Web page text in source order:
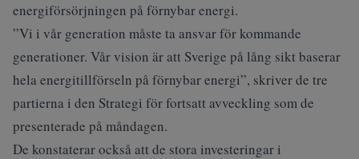
energiförsörjningen på förnybar energi.
”Vi i vår generation måste ta ansvar för kommande
generationer. Vår vision är att Sverige på lång sikt baserar
hela energitillförseln på förnybar energi”, skriver de tre
partierna i den Strategi för fortsatt avveckling som de
presenterade på måndagen.
De konstaterar också att de stora investeringar i